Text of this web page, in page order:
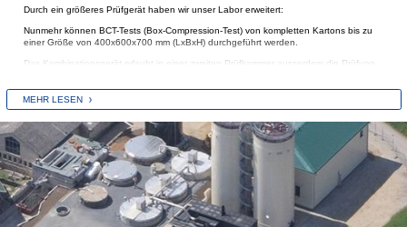
Durch ein größeres Prüfgerät haben wir unser Labor erweitert:
Nunmehr können BCT-Tests (Box-Compression-Test) von kompletten Kartons bis zu
einer Größe von 400x600x700 mm (LxBxH) durchgeführt werden.
Das Kombinationsgerät erlaubt in einer zweiten Prüfkammer ausserdem die Prüfung
MEHR LESEN